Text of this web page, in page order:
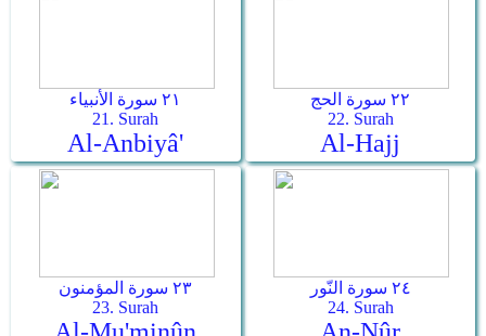
٢١ سورة الأنبياء
21. Surah
Al-Anbiyâ'
٢٢ سورة الحج
22. Surah
Al-Hajj
٢٣ سورة المؤمنون
23. Surah
٢٤ سورة النّور
24. Surah